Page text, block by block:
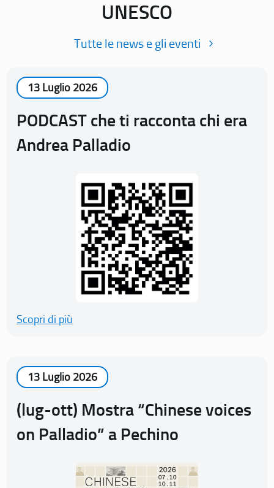
UNESCO
Tutte le news e gli eventi
13 Luglio 2026
PODCAST che ti racconta chi era
Andrea Palladio
Scopri di più
13 Luglio 2026
(lug-ott) Mostra “Chinese voices
on Palladio” a Pechino